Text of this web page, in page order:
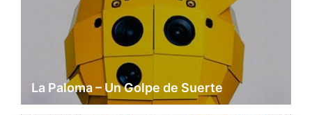
La Paloma – Un Golpe de Suerte